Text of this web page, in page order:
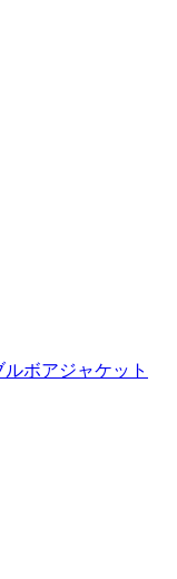
ルボアジャケット